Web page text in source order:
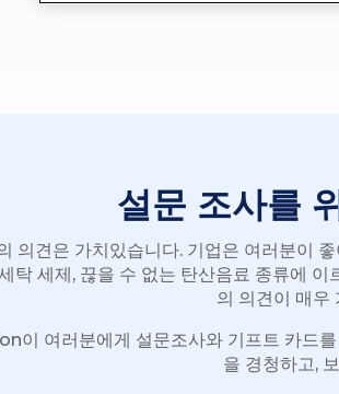
설문 조사를
의견은 가치있습니다. 기업은 여러분이
탁 세제, 끊을 수 없는 탄산음료 종류에
의 의견이 매우
여러분에게 설문조사와 기프트 카드
을 경청하고,